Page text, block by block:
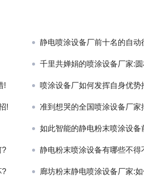
静电喷涂设备厂前十名的自动
千里共婵娟的喷涂设备厂家:
! 喷涂设备厂如何发挥自身优
! 准到想哭的全国喷涂设备厂家
如此智能的静电粉末喷涂设备
? 静电粉末喷涂设备有哪些不得
? 廊坊粉末静电喷涂设备厂家:如何